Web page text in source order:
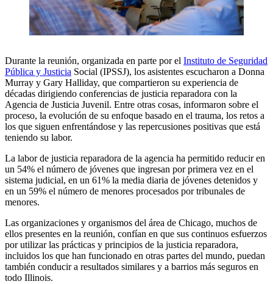
Durante la reunión, organizada en parte por el Instituto de Seguridad
Pública y Justicia Social (IPSSJ), los asistentes escucharon a Donna
Murray y Gary Halliday, que compartieron su experiencia de
décadas dirigiendo conferencias de justicia reparadora con la
Agencia de Justicia Juvenil. Entre otras cosas, informaron sobre el
proceso, la evolución de su enfoque basado en el trauma, los retos a
los que siguen enfrentándose y las repercusiones positivas que está
teniendo su labor.
La labor de justicia reparadora de la agencia ha permitido reducir en
un 54% el número de jóvenes que ingresan por primera vez en el
sistema judicial, en un 61% la media diaria de jóvenes detenidos y
en un 59% el número de menores procesados por tribunales de
menores.
Las organizaciones y organismos del área de Chicago, muchos de
ellos presentes en la reunión, confían en que sus continuos esfuerzos
por utilizar las prácticas y principios de la justicia reparadora,
incluidos los que han funcionado en otras partes del mundo, puedan
también conducir a resultados similares y a barrios más seguros en
todo Illinois.